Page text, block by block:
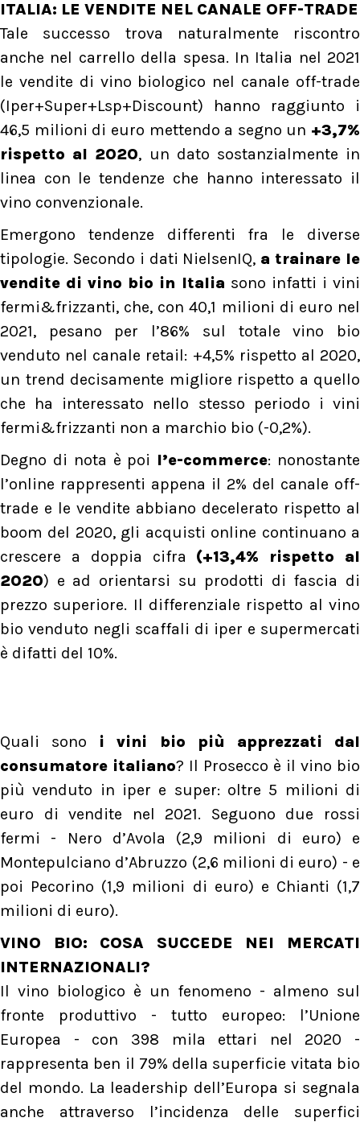
ITALIA: LE VENDITE NEL CANALE OFF-TRADE
Tale successo trova naturalmente riscontro
anche nel carrello della spesa. In Italia nel 2021
le vendite di vino biologico nel canale off-trade
(Iper+Super+Lsp+Discount) hanno raggiunto i
46,5 milioni di euro mettendo a segno un +3,7%
rispetto al 2020, un dato sostanzialmente in
linea con le tendenze che hanno interessato il
vino convenzionale.
Emergono tendenze differenti fra le diverse
tipologie. Secondo i dati NielsenIQ, a trainare le
vendite di vino bio in Italia sono infatti i vini
fermi&frizzanti, che, con 40,1 milioni di euro nel
2021, pesano per l’86% sul totale vino bio
venduto nel canale retail: +4,5% rispetto al 2020,
un trend decisamente migliore rispetto a quello
che ha interessato nello stesso periodo i vini
fermi&frizzanti non a marchio bio (-0,2%).
Degno di nota è poi l’e-commerce: nonostante
l’online rappresenti appena il 2% del canale off-
trade e le vendite abbiano decelerato rispetto al
boom del 2020, gli acquisti online continuano a
crescere a doppia cifra (+13,4% rispetto al
2020) e ad orientarsi su prodotti di fascia di
prezzo superiore. Il differenziale rispetto al vino
bio venduto negli scaffali di iper e supermercati
è difatti del 10%.
Quali sono i vini bio più apprezzati dal
consumatore italiano? Il Prosecco è il vino bio
più venduto in iper e super: oltre 5 milioni di
euro di vendite nel 2021. Seguono due rossi
fermi - Nero d’Avola (2,9 milioni di euro) e
Montepulciano d’Abruzzo (2,6 milioni di euro) - e
poi Pecorino (1,9 milioni di euro) e Chianti (1,7
milioni di euro).
VINO BIO: COSA SUCCEDE NEI MERCATI
INTERNAZIONALI?
Il vino biologico è un fenomeno - almeno sul
fronte produttivo - tutto europeo: l’Unione
Europea - con 398 mila ettari nel 2020 -
rappresenta ben il 79% della superficie vitata bio
del mondo. La leadership dell’Europa si segnala
anche attraverso l’incidenza delle superfici